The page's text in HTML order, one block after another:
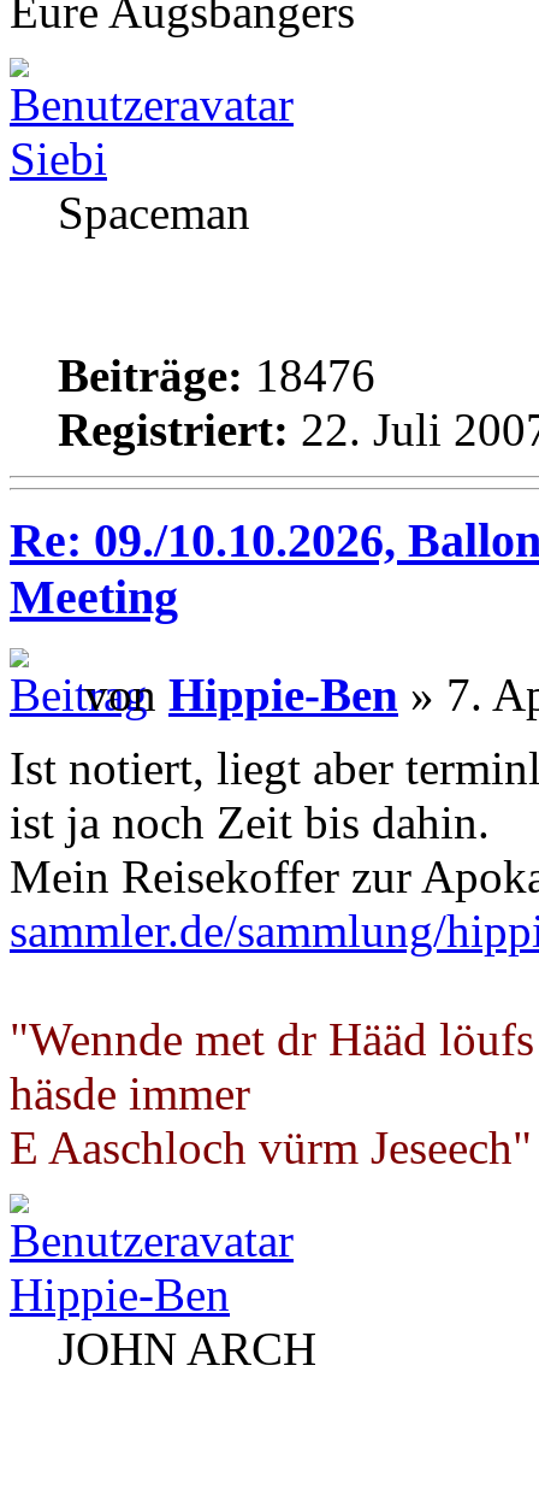
Eure Augsbangers
Siebi
Spaceman
Beiträge: 18476
Registriert: 22. Juli
Re: 09./10.10.2026,
Meeting
von Hippie-Ben » 7.
Ist notiert, liegt aber
ist ja noch Zeit bis dahin.
Mein Reisekoffer zur
sammler.de/sammlung/
"Wennde met dr Hääd löufs
häsde immer
E Aaschloch vürm Jeseech"
Hippie-Ben
JOHN ARCH